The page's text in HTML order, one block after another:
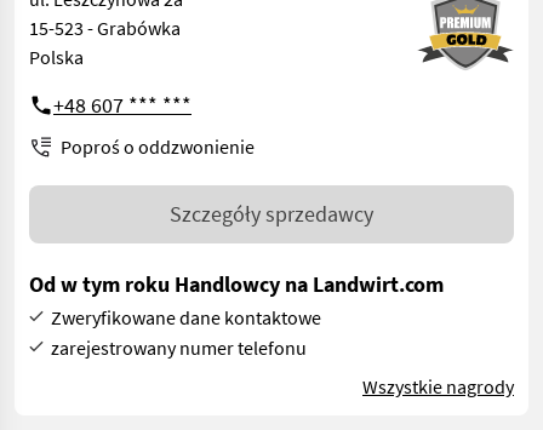
15-523 - Grabówka
Polska
+48 607 *** ***
Poproś o oddzwonienie
Szczegóły sprzedawcy
Od w tym roku Handlowcy na Landwirt.com
Zweryfikowane dane kontaktowe
zarejestrowany numer telefonu
Wszystkie nagrody